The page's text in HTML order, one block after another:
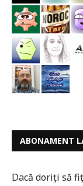
ABONAMENT
Dacă doriți să